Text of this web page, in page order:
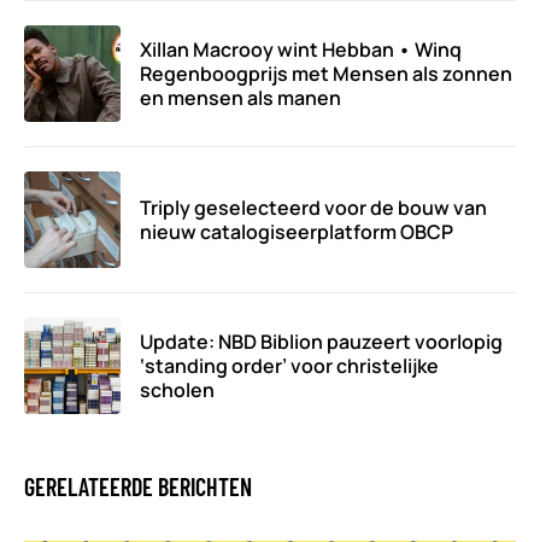
Xillan Macrooy wint Hebban • Winq
Regenboogprijs met Mensen als zonnen
en mensen als manen
Triply geselecteerd voor de bouw van
nieuw catalogiseerplatform OBCP
Update: NBD Biblion pauzeert voorlopig
‘standing order’ voor christelijke
scholen
GERELATEERDE BERICHTEN